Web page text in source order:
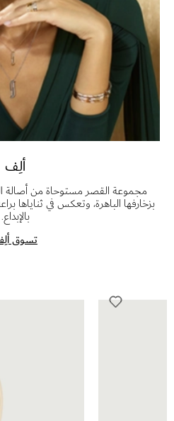
ألِف
مجموعة القصر مستوحاة من أصالة
بزخارفها الباهرة، وتعكس في ثناياها
بالإبداع.
تسوق